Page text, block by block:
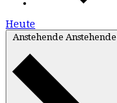
Heute
Anstehende Anstehende